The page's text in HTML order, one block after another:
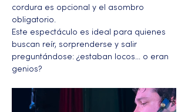
cordura es opcional y el asombro
obligatorio.
Este espectáculo es ideal para quienes
buscan reír, sorprenderse y salir
preguntándose: ¿estaban locos… o eran
genios?